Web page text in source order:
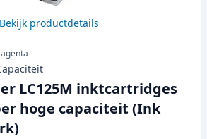
Bekijk productdetails
LC125M inktcartridges
hoge capaciteit (Ink